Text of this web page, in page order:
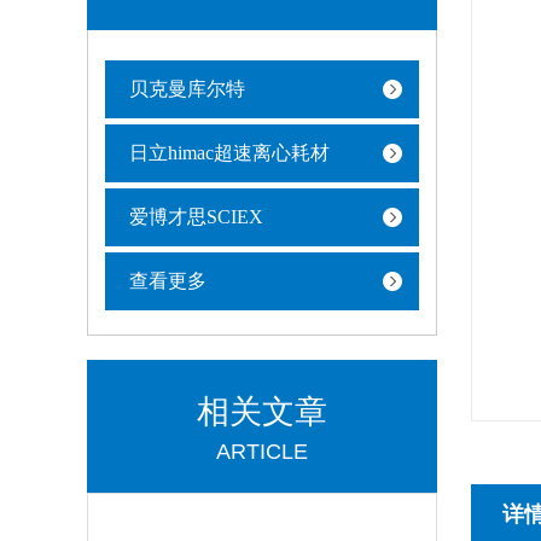
贝克曼库尔特
日立himac超速离心耗材
爱博才思SCIEX
查看更多
相关文章
ARTICLE
详